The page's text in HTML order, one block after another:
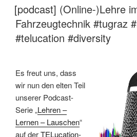
AM
[podcast] (Online-)Lehre
Fahrzeugtechnik #tugraz
#telucation #diversity
Es freut uns, dass
wir nun den elten Teil
unserer Podcast-
Serie „Lehren –
Lernen – Lauschen“
auf derTELucation-